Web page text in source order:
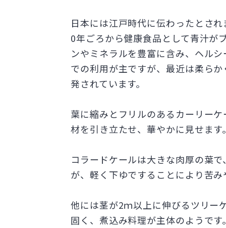
日本には江戸時代に伝わったとさ
0年ごろから健康食品として青汁が
ンやミネラルを豊富に含み、ヘル
での利用が主ですが、最近は柔ら
発されています。
葉に縮みとフリルのあるカーリー
材を引き立たせ、華やかに見せま
コラードケールは大きな肉厚の葉
が、軽く下ゆですることにより苦
他には茎が2ｍ以上に伸びるツリー
固く、煮込み料理が主体のようです